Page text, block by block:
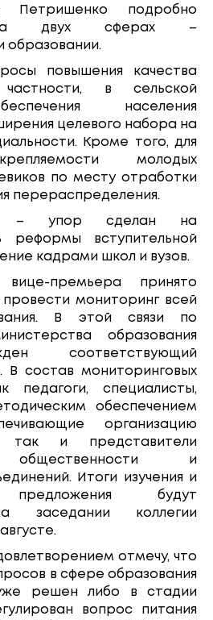
Петришенко подробно
на двух сферах –
образовании.
повышения качества
в сельской
населения
целевого набора на
Кроме того, для
молодых
по месту отработки
перераспределения.
– упор сделан на
реформы вступительной
кадрами школ и вузов.
премьера принято
мониторинг всей
В этой связи по
образования
соответствующий
В состав мониторинговых
педагоги, специалисты,
обеспечением
организацию
так и представители
общественности и
Итоги изучения и
предложения будут
заседании коллегии
отмечу, что
в сфере образования
решен либо в стадии
вопрос питания